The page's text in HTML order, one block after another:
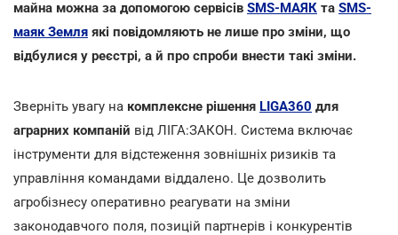
майна можна за допомогою сервісів SMS-МАЯК та SMS-
маяк Земля які повідомляють не лише про зміни, що
відбулися у реєстрі, а й про спроби внести такі зміни.
Зверніть увагу на комплексне рішення LIGA360 для
аграрних компаній від ЛІГА:ЗАКОН. Система включає
інструменти для відстеження зовнішніх ризиків та
управління командами віддалено. Це дозволить
агробізнесу оперативно реагувати на зміни
законодавчого поля, позицій партнерів і конкурентів